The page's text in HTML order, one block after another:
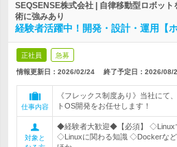
SEQSENSE株式会社 | 自律移動型ロボッ
術に強みあり
経験者活躍中！開発・設計・運用【
正社員 急募
情報更新日：2026/02/24 終了予定日： 2026/08/
仕事内容
《フレックス制度あり》当社にて
トOS開発をお任せします！
対象と
◆経験者大歓迎◆【必須】 ◇Linux
◇Linuxに関わる知識 ◇Dockerなど